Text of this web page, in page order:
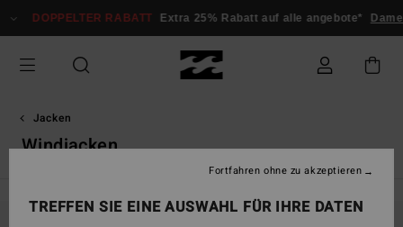
zur
Auswahl
springen
RABATT Extra 25% Rabatt auf alle angebote* Damen Herren
Jacken
Windjacken
TREFFEN SIE EINE AUSWAHL FÜR IHRE DATEN
Fortfahren ohne zu akzeptieren